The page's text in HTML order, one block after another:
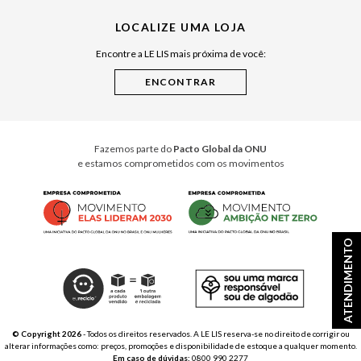
ATENDIMENTO
Cuidados Casa
LOCALIZE UMA LOJA
Encontre a LE LIS mais próxima de você:
Fazemos parte do Pacto Global da ONU
e estamos comprometidos com os movimentos
© Copyright 2026- Todos os direitos reservados. A LE LIS reserva-se no direito de corrigir ou
alterar informações como: preços, promoções e disponibilidade de estoque a qualquer momento.
Em caso de dúvidas: 0800 990 2277